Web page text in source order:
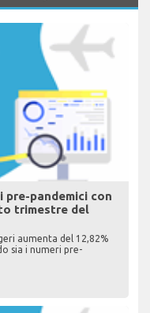
pandemici con
trimestre del
aumenta del 12,82%
sia i numeri pre-